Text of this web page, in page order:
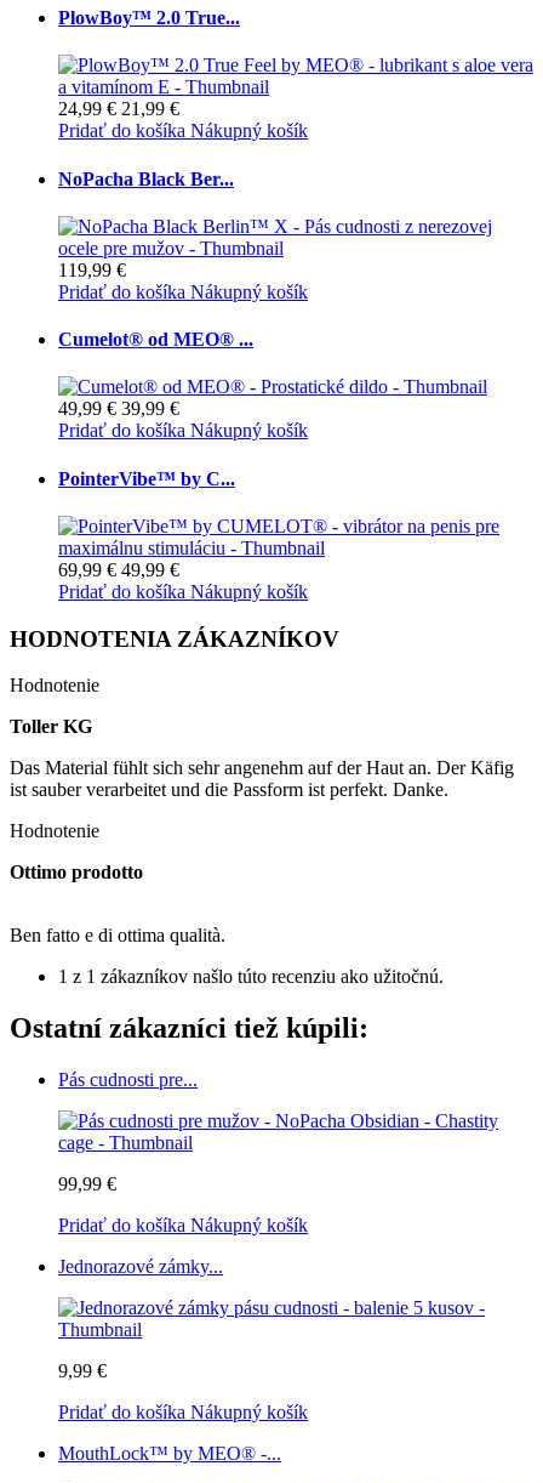
PlowBoy™ 2.0 True...
24,99 € 21,99 €
Pridať do košíka Nákupný košík
NoPacha Black Ber...
119,99 €
Pridať do košíka Nákupný košík
Cumelot® od MEO® ...
49,99 € 39,99 €
Pridať do košíka Nákupný košík
PointerVibe™ by C...
69,99 € 49,99 €
Pridať do košíka Nákupný košík
HODNOTENIA ZÁKAZNÍKOV
Hodnotenie
Toller KG
Das Material fühlt sich sehr angenehm auf der Haut an. Der Käfig
ist sauber verarbeitet und die Passform ist perfekt. Danke.
Hodnotenie
Ottimo prodotto
Ben fatto e di ottima qualità.
1 z 1 zákazníkov našlo túto recenziu ako užitočnú.
Ostatní zákazníci tiež kúpili:
Pás cudnosti pre...
99,99 €
Pridať do košíka Nákupný košík
Jednorazové zámky...
9,99 €
Pridať do košíka Nákupný košík
MouthLock™ by MEO® -...